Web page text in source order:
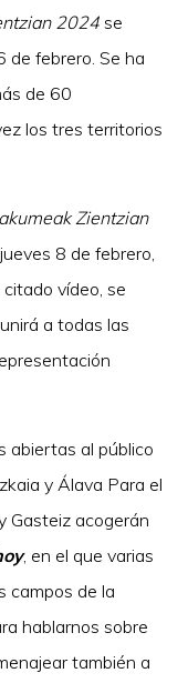
2024 se
de febrero. Se ha
de 60
los tres territorios
Zientzian
8 de febrero,
vídeo, se
a todas las
abiertas al público
y Álava Para el
Gasteiz acogerán
, en el que varias
campos de la
hablarnos sobre
también a